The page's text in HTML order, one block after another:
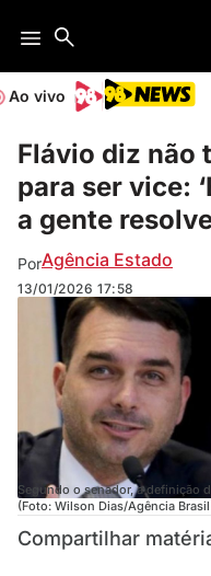
Ao vivo
Flávio diz não
para ser vice:
a gente
PorAgência Estado
13/01/2026 17:58
Segundo o senador, a definição
(Foto: Wilson Dias/Agência
Compartilhar